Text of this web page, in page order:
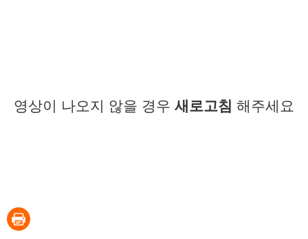
영상이 나오지 않을 경우 새로고침 해주세요